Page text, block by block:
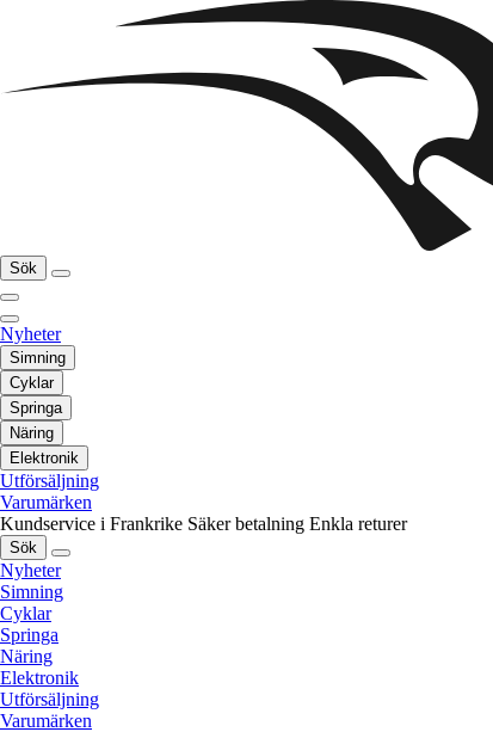
Sök
Nyheter
Simning
Cyklar
Springa
Näring
Elektronik
Utförsäljning
Varumärken
Kundservice i Frankrike Säker betalning Enkla returer
Sök
Nyheter
Simning
Cyklar
Springa
Näring
Elektronik
Utförsäljning
Varumärken